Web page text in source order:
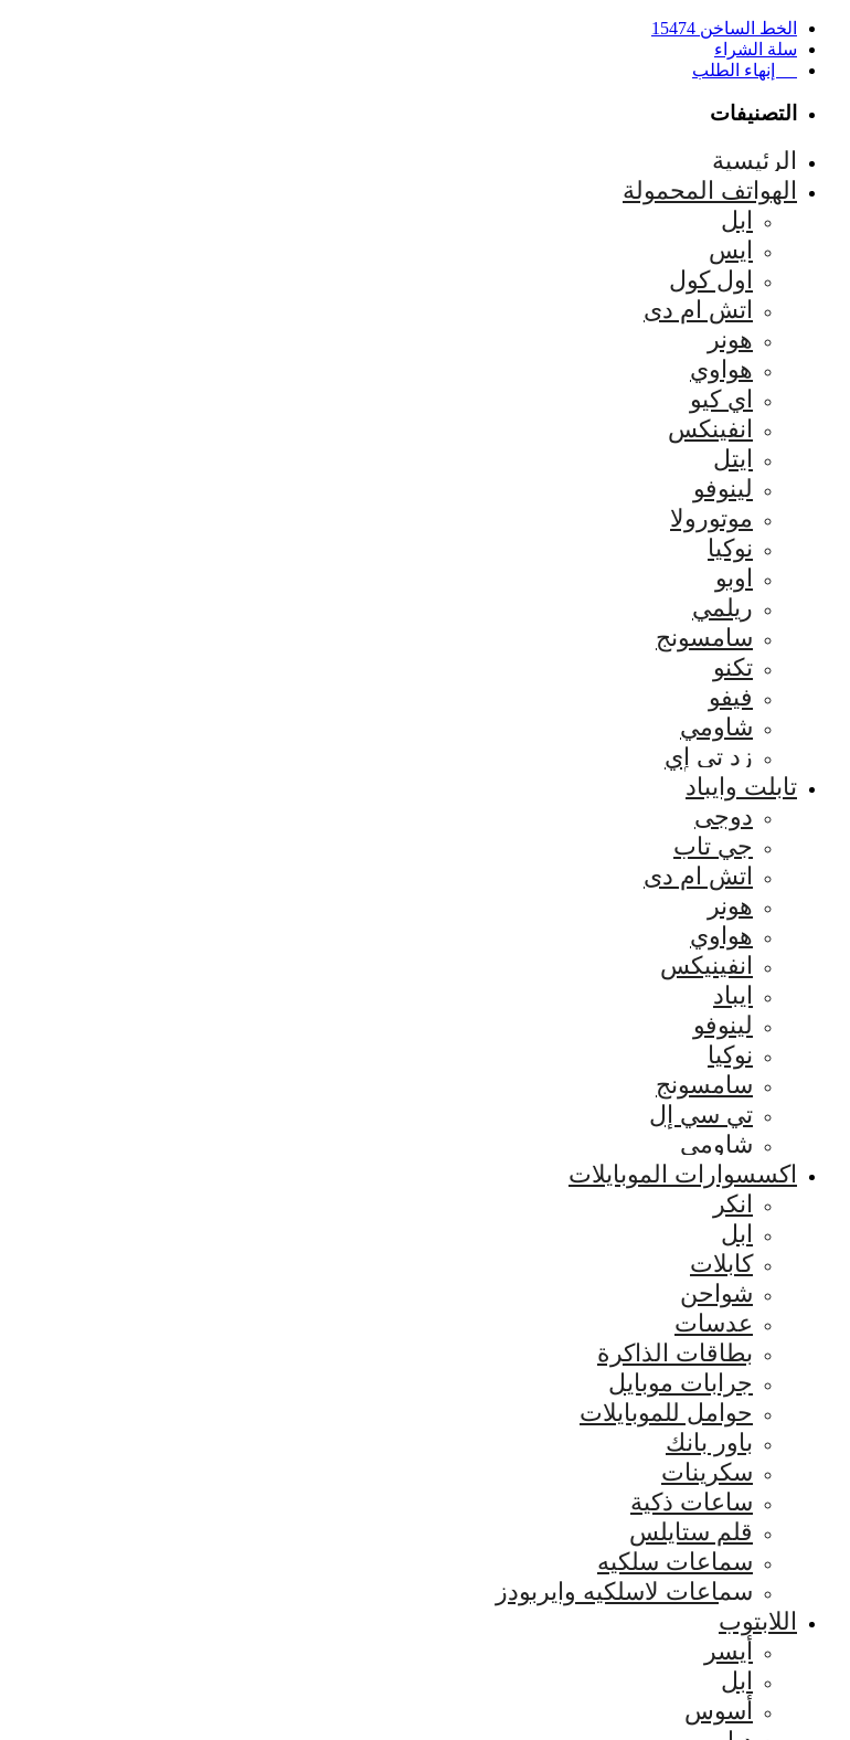
الخط الساخن 15474
سلة الشراء
إنهاء الطلب
التصنيفات
الرئيسية
الهواتف المحمولة
ابل
ايس
اول كول
اتش ام دى
هونر
هواوي
اي كيو
انفينكس
ايتل
لينوفو
موتورولا
نوكيا
اوبو
ريلمي
سامسونج
تكنو
فيفو
شاومي
زد تي إي
تابلت وايباد
دوجى
جي تاب
اتش ام دى
هونر
هواوي
انفينيكس
ايباد
لينوفو
نوكيا
سامسونج
تي سي إل
شاومي
اكسسوارات الموبايلات
انكر
ابل
كابلات
شواحن
عدسات
بطاقات الذاكرة
جرابات موبايل
حوامل للموبايلات
باور بانك
سكرينات
ساعات ذكية
قلم ستايلس
سماعات سلكيه
سماعات لاسلكيه وايربودز
اللابتوب
أيسر
ابل
أسوس